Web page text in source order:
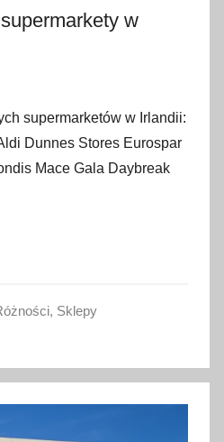
w
supermarketów w Irlandii:
Dunnes Stores Eurospar
Mace Gala Daybreak
, Sklepy